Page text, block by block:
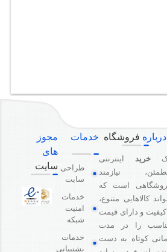
درباره فروشگاه
خریداینترنتی
نیازمند
است که
کالاهایی متنوع،
و دارای قیمت
را در مدت
کوتاه به دست
خدمات
طراحی
سایت
خدمات
امنیت
شبکه
خدمات
پشتیبانی
مجوز
های
سایت